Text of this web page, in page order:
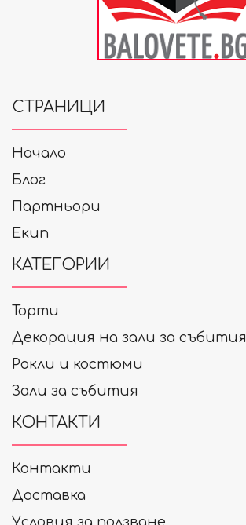
СТРАНИЦИ
Начало
Блог
Партньори
Екип
КАТЕГОРИИ
Торти
Декорация на зали за събития
Рокли и костюми
Зали за събития
КОНТАКТИ
Контакти
Доставка
Условия за ползване